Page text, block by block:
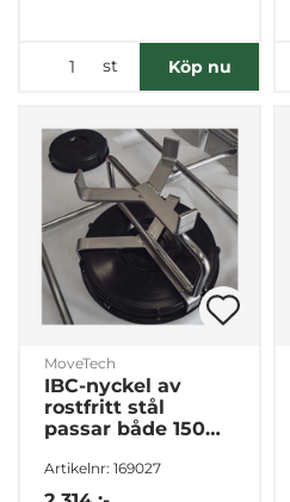
st Köp nu
MoveTech
IBC-nyckel av
rostfritt stål
passar både 150
Artikelnr: 169027